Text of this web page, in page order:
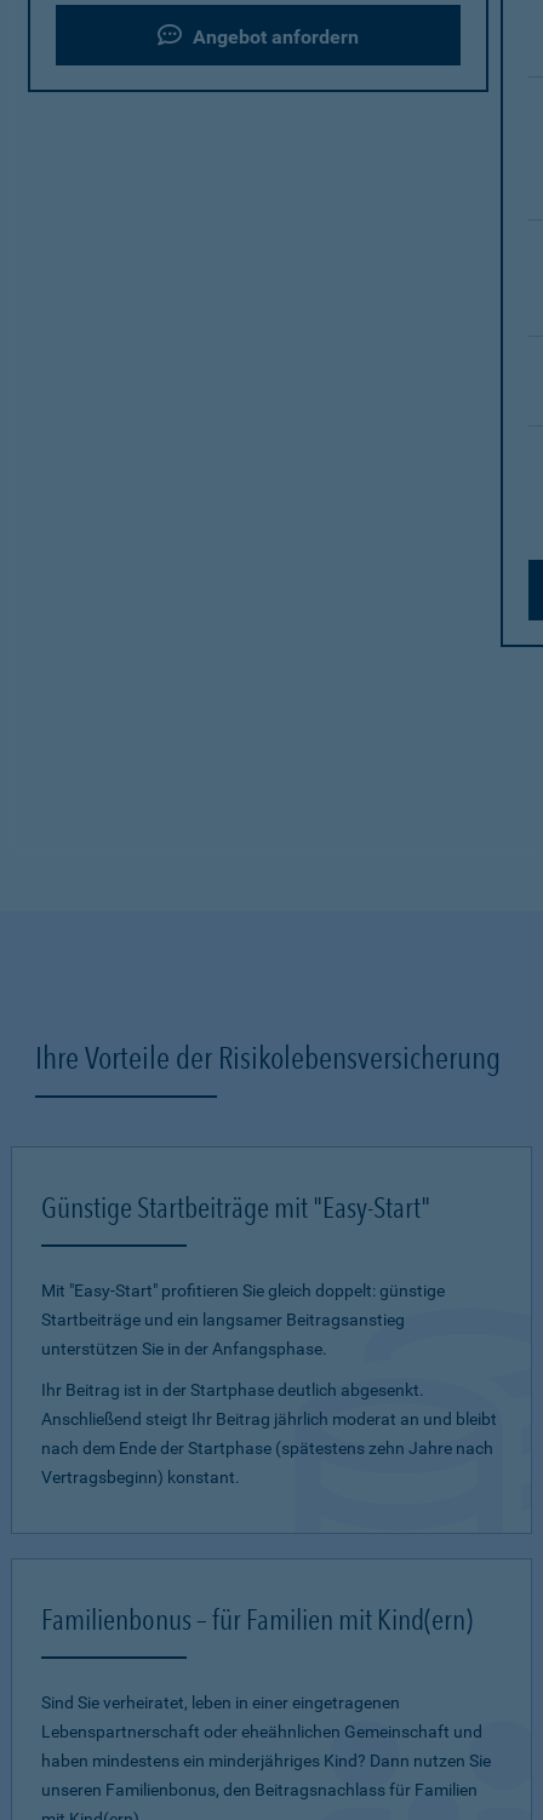
Angebot anfordern
Ihre Vorteile der Risikolebensversicherung
Günstige Startbeiträge mit "Easy-Start"
Mit "Easy-Start" profitieren Sie gleich doppelt: günstige
Startbeiträge und ein lang­samer Beitragsanstieg
unterstützen Sie in der Anfangsphase.
Ihr Beitrag ist in der Startphase deutlich abgesenkt.
Anschließend steigt Ihr Beitrag jährlich moderat an und bleibt
nach dem Ende der Startphase (spätestens zehn Jahre nach
Vertragsbeginn) konstant.
Familienbonus – für Familien mit Kind(ern)
Sind Sie verheiratet, leben in einer eingetragenen
Lebenspartnerschaft oder eheähnlichen Gemeinschaft und
haben mindestens ein minderjähriges Kind? Dann nutzen Sie
unseren Familienbonus, den Beitragsnachlass für Familien